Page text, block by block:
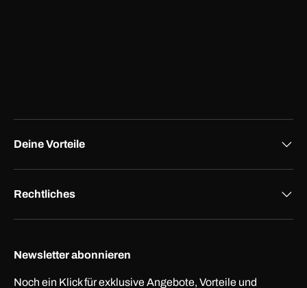
Deine Vorteile
Rechtliches
Newsletter abonnieren
Noch ein Klick für exklusive Angebote, Vorteile und